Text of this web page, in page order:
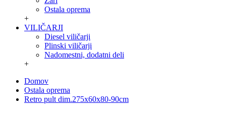
Ostala oprema
+
VILIČARJI
Diesel viličarji
Plinski viličarji
Nadomestni, dodatni deli
+
Domov
Ostala oprema
Retro pult dim.275x60x80-90cm